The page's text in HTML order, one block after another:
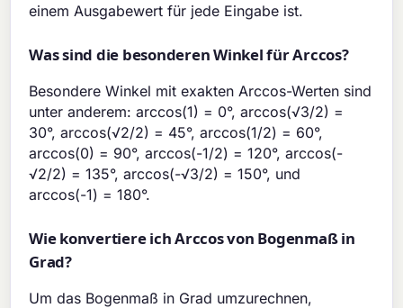
einem Ausgabewert für jede Eingabe ist.
Was sind die besonderen Winkel für Arccos?
Besondere Winkel mit exakten Arccos-Werten sind
unter anderem: arccos(1) = 0°, arccos(√3/2) =
30°, arccos(√2/2) = 45°, arccos(1/2) = 60°,
arccos(0) = 90°, arccos(-1/2) = 120°, arccos(-
√2/2) = 135°, arccos(-√3/2) = 150°, und
arccos(-1) = 180°.
Wie konvertiere ich Arccos von Bogenmaß in
Grad?
Um das Bogenmaß in Grad umzurechnen,